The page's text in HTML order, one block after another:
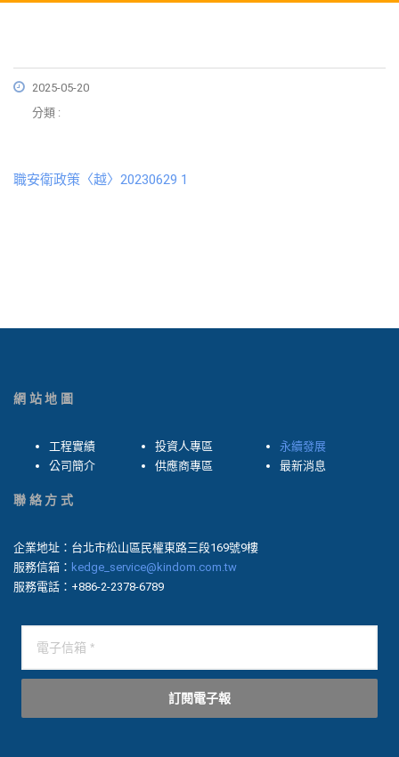
2025-05-20
分類 :
職安衛政策〈越〉20230629 1
網站地圖
工程實績
公司簡介
投資人專區
供應商專區
永續發展
最新消息
聯絡方式
企業地址：台北市松山區民權東路三段169號9樓
服務信箱： kedge_service@kindom.com.tw
服務電話：+886-2-2378-6789
訂閱電子報